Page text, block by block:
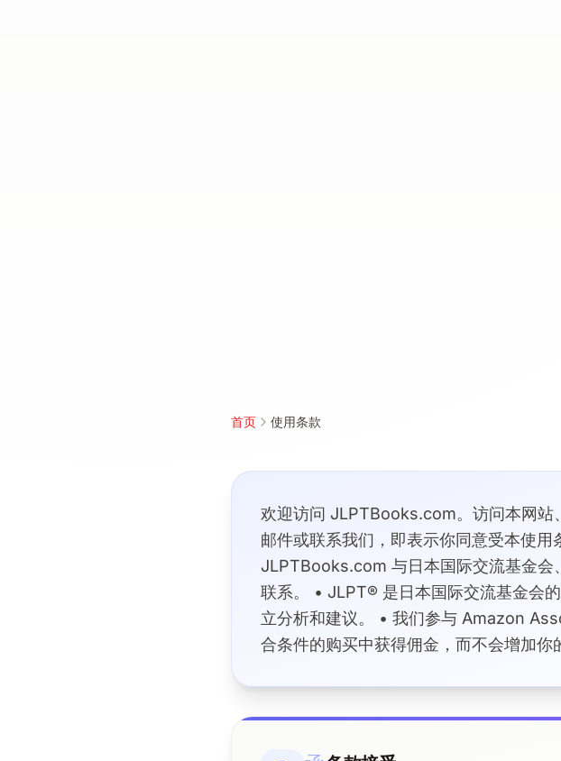
首页 使用条款
欢迎访问 JLPTBooks.com。访问本网站
邮件或联系我们，即表示你同意受本使
JLPTBooks.com 与日本国际交流基金会
联系。 • JLPT® 是日本国际交流基金会
立分析和建议。 • 我们参与 Amazon
合条件的购买中获得佣金，而不会增加你